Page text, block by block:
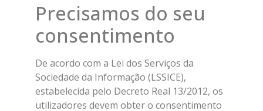
Precisamos do seu
consentimento
De acordo com a Lei dos Serviços da
Sociedade da Informação (LSSICE),
estabelecida pelo Decreto Real 13/2012, os
utilizadores devem obter o consentimento